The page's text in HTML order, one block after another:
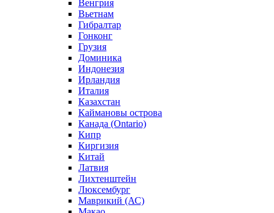
Венгрия
Вьетнам
Гибралтар
Гонконг
Грузия
Доминика
Индонезия
Ирландия
Италия
Казахстан
Каймановы острова
Канада (Ontario)
Кипр
Киргизия
Китай
Латвия
Лихтенштейн
Люксембург
Маврикий (АС)